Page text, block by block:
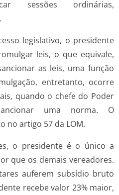
sessões ordinárias,
legislativo, o presidente
leis, o que equivale,
as leis, uma função
entretanto, ocorre
quando o chefe do Poder
uma norma. O
no artigo 57 da LOM.
o presidente é o único a
que os demais vereadores.
auferem subsídio bruto
recebe valor 23% maior,